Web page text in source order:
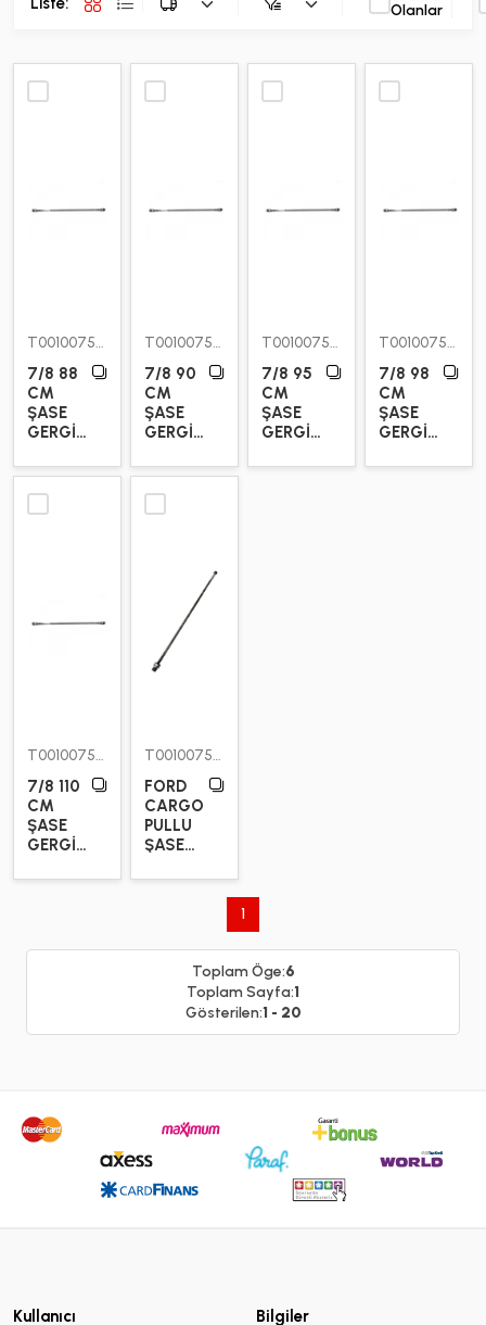
Olanlar
T00100750500
7/8 88
CM
ŞASE
GERGİ
T00100751000
7/8 90
CM
ŞASE
GERGİ
T00100751500
7/8 95
CM
ŞASE
GERGİ
T00100752000
7/8 98
CM
ŞASE
GERGİ
T00100752500
7/8 110
CM
ŞASE
GERGİ
T00100753000
FORD
CARGO
PULLU
ŞASE
DEMİRİ
1
Toplam Öge:6
Toplam Sayfa:1
Gösterilen:1 - 20
Kullanıcı Bilgiler